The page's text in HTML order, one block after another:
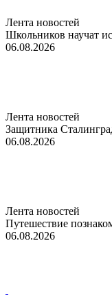
Лента новостей
Школьников научат
06.08.2026
Лента новостей
Защитника
06.08.2026
Лента новостей
Путешествие
06.08.2026